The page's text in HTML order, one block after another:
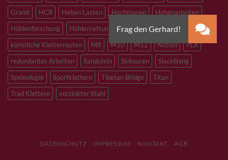
Granit
HCR Heben Lasten Hochtouren
Höhenarbeiten
Höhlenforschung
Höhlenrettung Inox Kevlar
Kletterhalle
künstliche Kletterrouten
M8 M10 M12 Notfall
PLX
redundantes Arbeiten
Sandstein Skitouren
Slacklining
Speleologie
Sportklettern Tibetan Bridge
Titan
Trad Klettern
verzinkter Stahl
DATENSCHUTZ IMPRESSUM KONTAKT AGB